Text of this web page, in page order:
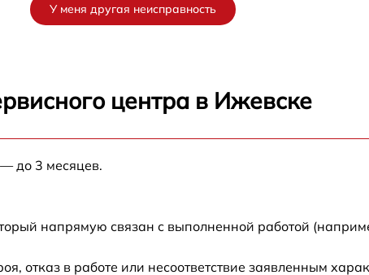
У меня другая неисправность
центра в Ижевске
до 3 месяцев.
напрямую связан с выполненной работой
отказ в работе или несоответствие заявленным